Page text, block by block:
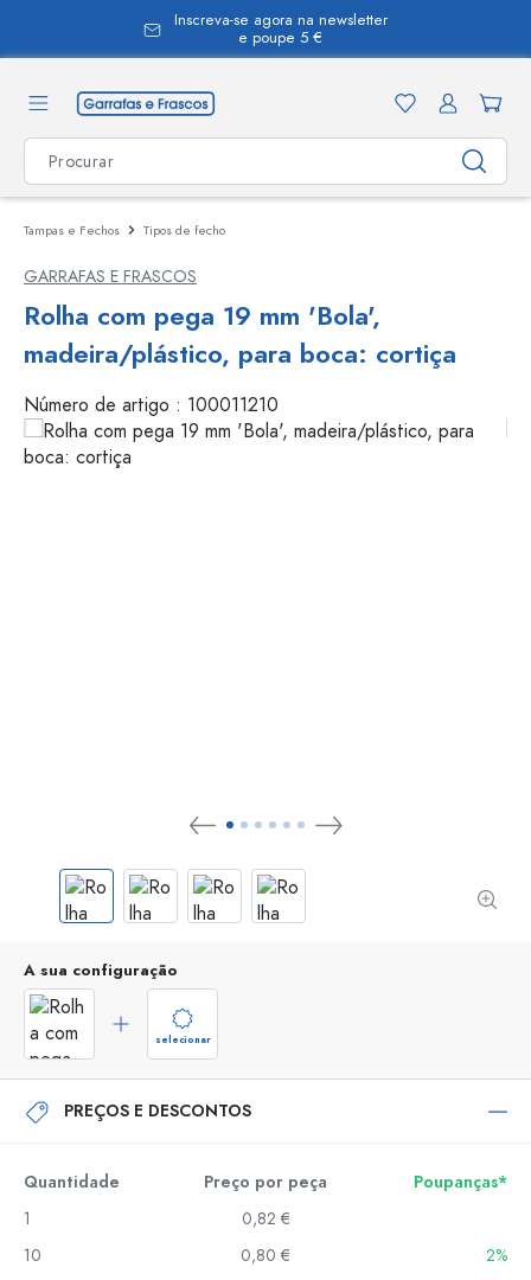
Inscreva-se agora na newsletter
e poupe 5 €
Tampas e Fechos Tipos de fecho
GARRAFAS E FRASCOS
Rolha com pega 19 mm 'Bola',
madeira/plástico, para boca: cortiça
Número de artigo : 100011210
A sua configuração
selecionar
PREÇOS E DESCONTOS
Quantidade Preço por peça
Poupanças*
1
0,82 €
10
0,80 €
2%